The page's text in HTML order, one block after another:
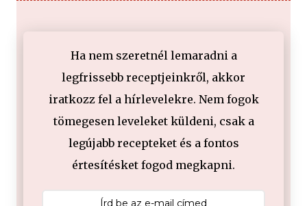
Ha nem szeretnél lemaradni a
legfrissebb receptjeinkről, akkor
iratkozz fel a hírlevelekre. Nem fogok
tömegesen leveleket küldeni, csak a
legújabb recepteket és a fontos
értesítésket fogod megkapni.